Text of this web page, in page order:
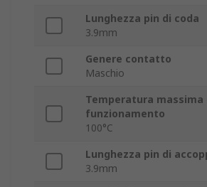
Lunghezza pin di coda
3.9mm
Genere contatto
Maschio
Temperatura massima
funzionamento
100°C
Lunghezza pin di
3.9mm